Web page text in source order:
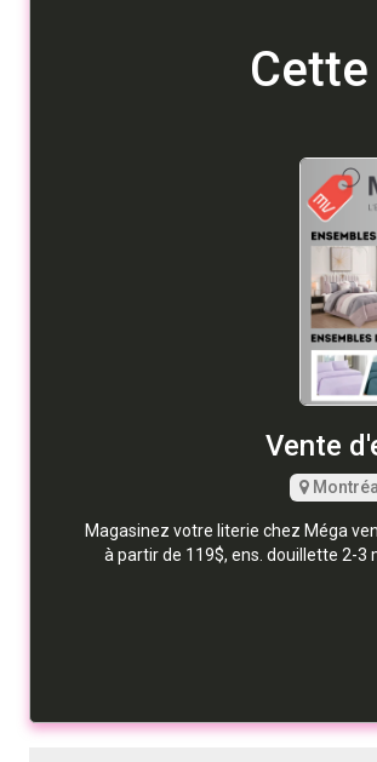
Vente
Montréal
Magasinez votre literie chez Méga
à partir de 119$, ens. douillette 2-3